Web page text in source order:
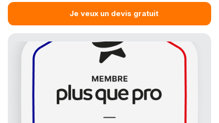
Je veux un devis gratuit